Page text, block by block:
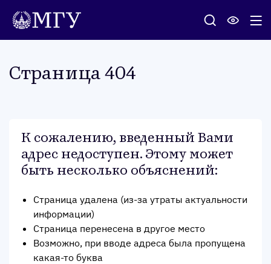
Стра­ница 404
К сожалению, введенный Вами
адрес недоступен. Этому может
быть несколько объяснений:
Страница удалена (из-за утраты актуальности
информации)
Страница перенесена в другое место
Возможно, при вводе адреса была пропущена
какая-то буква